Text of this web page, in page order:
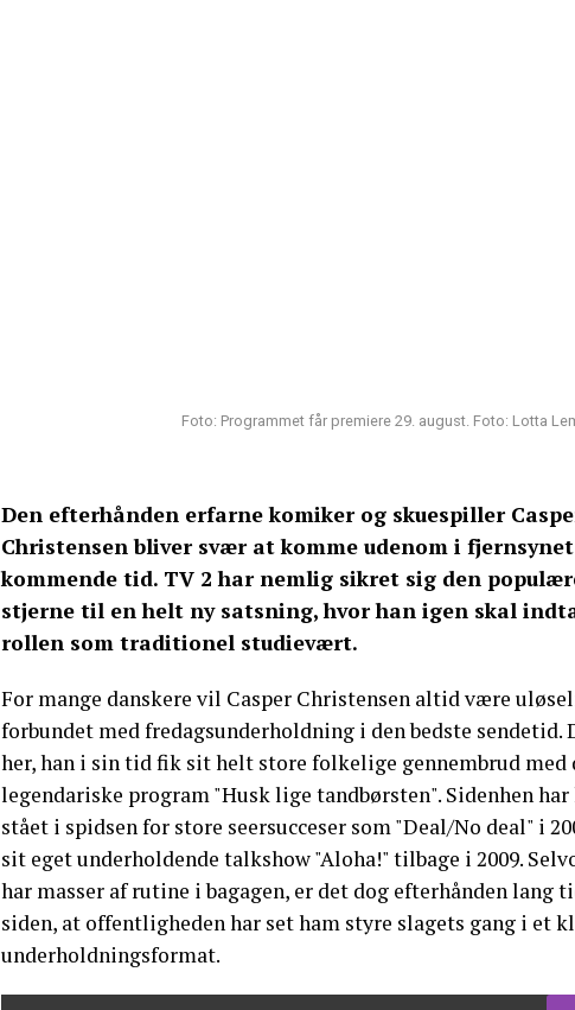
Foto: Programmet får premiere 29. august. Foto: Lotta
Den efterhånden erfarne komiker og skuespiller
Christensen bliver svær at komme udenom i
kommende tid. TV 2 har nemlig sikret sig den
stjerne til en helt ny satsning, hvor han igen skal
rollen som traditionel studievært.
For mange danskere vil Casper Christensen altid være
forbundet med fredagsunderholdning i den bedste sendetid.
her, han i sin tid fik sit helt store folkelige gennembrud med
legendariske program "Husk lige tandbørsten". Sidenhen har
stået i spidsen for store seersucceser som "Deal/No deal" i
sit eget underholdende talkshow "Aloha!" tilbage i 2009.
har masser af rutine i bagagen, er det dog efterhånden lang
siden, at offentligheden har set ham styre slagets gang i et
underholdningsformat.